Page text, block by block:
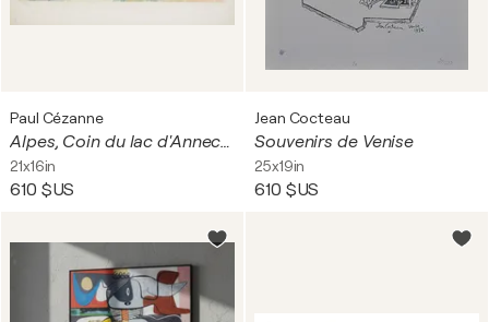
Paul Cézanne
Alpes, Coin du lac d'Annecy, Lithographie et pochoir
21x16in
610 $US
Jean Cocteau
Souvenirs de Venise
25x19in
610 $US